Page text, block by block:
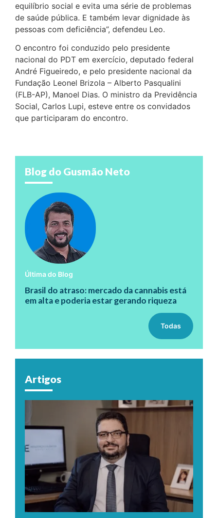
equilíbrio social e evita uma série de problemas
de saúde pública. E também levar dignidade às
pessoas com deficiência”, defendeu Leo.
O encontro foi conduzido pelo presidente
nacional do PDT em exercício, deputado federal
André Figueiredo, e pelo presidente nacional da
Fundação Leonel Brizola – Alberto Pasqualini
(FLB-AP), Manoel Dias. O ministro da Previdência
Social, Carlos Lupi, esteve entre os convidados
que participaram do encontro.
Blog do Gusmão Neto
Última do Blog
Brasil do atraso: mercado da cannabis está
em alta e poderia estar gerando riqueza
Todas
Artigos